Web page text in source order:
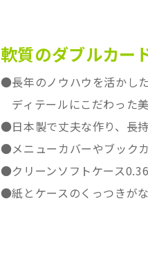
軟質のダブルカー
●長年のノウハウを活かし
ディテールにこだわった
●日本製で丈夫な作り、長
●メニューカバーやブック
●クリーンソフトケース
●紙とケースのくっつきがな